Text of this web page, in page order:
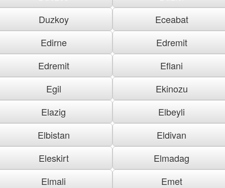
Duzkoy
Eceabat
Edirne
Edremit
Edremit
Eflani
Egil
Ekinozu
Elazig
Elbeyli
Elbistan
Eldivan
Eleskirt
Elmadag
Elmali
Emet